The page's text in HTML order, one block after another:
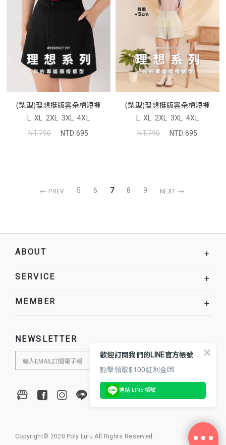
(梨型)理想挺版雲朵棉短褲
L XL 2XL 3XL 4XL
NT.790
NTD.695
(梨型)理想挺版雲朵棉短褲
L XL 2XL 3XL 4XL
NT.790
NTD.695
PREV 5 6 7 8 9 NEXT
ABOUT +
SERVICE +
MEMBER +
NEWSLETTER
Copyright© 2020 Poly Lulu All Rights Reserved.
歡迎訂閱我們的LINE官方帳號
點擊領取$100紅利金💌
連結 LINE 帳號